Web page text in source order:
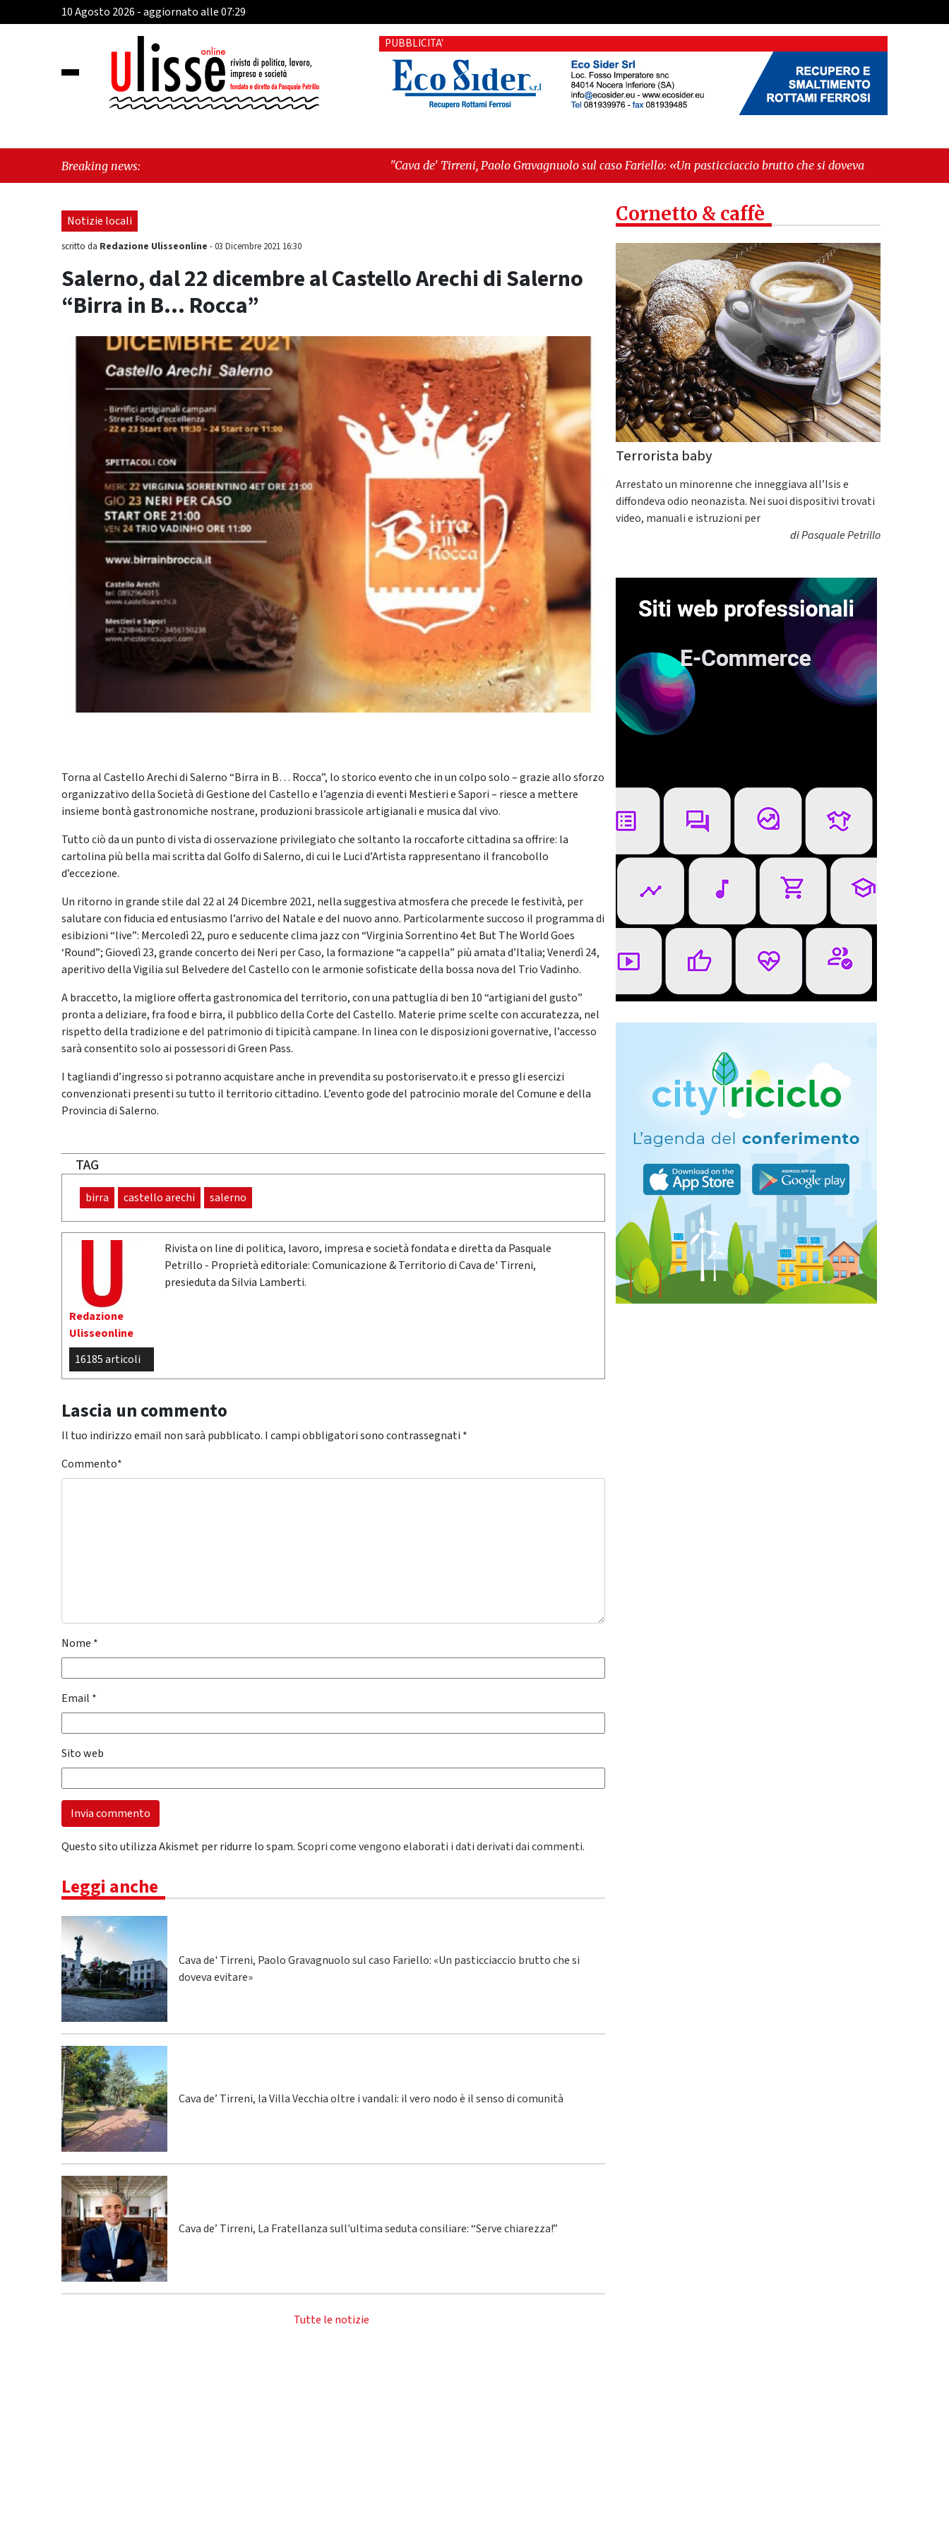
10 Agosto 2026 - aggiornato alle 07:29
PUBBLICITA'
Breaking news: "Cava de' Tirreni, Paolo Gravagnuolo sul caso Fariello: «Un pasticciaccio brutto che si doveva evitare»" -"Morte del
piccolo Domenico: si proseguirà col processo penale"
Notizie locali
scritto da Redazione Ulisseonline -03 Dicembre 2021 16:30
Salerno, dal 22 dicembre al Castello Arechi di Salerno
“Birra in B… Rocca”
Torna al Castello Arechi di Salerno “Birra in B… Rocca”, lo storico evento che in un colpo solo – grazie allo sforzo
organizzativo della Società di Gestione del Castello e l’agenzia di eventi Mestieri e Sapori – riesce a mettere
insieme bontà gastronomiche nostrane, produzioni brassicole artigianali e musica dal vivo.
Tutto ciò da un punto di vista di osservazione privilegiato che soltanto la roccaforte cittadina sa offrire: la
cartolina più bella mai scritta dal Golfo di Salerno, di cui le Luci d’Artista rappresentano il francobollo
d’eccezione.
Un ritorno in grande stile dal 22 al 24 Dicembre 2021, nella suggestiva atmosfera che precede le festività, per
salutare con fiducia ed entusiasmo l’arrivo del Natale e del nuovo anno. Particolarmente succoso il programma di
esibizioni “live”: Mercoledì 22, puro e seducente clima jazz con “Virginia Sorrentino 4et But The World Goes
‘Round”; Giovedì 23, grande concerto dei Neri per Caso, la formazione “a cappella” più amata d’Italia; Venerdì 24,
aperitivo della Vigilia sul Belvedere del Castello con le armonie sofisticate della bossa nova del Trio Vadinho.
A braccetto, la migliore offerta gastronomica del territorio, con una pattuglia di ben 10 “artigiani del gusto”
pronta a deliziare, fra food e birra, il pubblico della Corte del Castello. Materie prime scelte con accuratezza, nel
rispetto della tradizione e del patrimonio di tipicità campane. In linea con le disposizioni governative, l’accesso
sarà consentito solo ai possessori di Green Pass.
I tagliandi d’ingresso si potranno acquistare anche in prevendita su postoriservato.it e presso gli esercizi
convenzionati presenti su tutto il territorio cittadino. L’evento gode del patrocinio morale del Comune e della
Provincia di Salerno.
TAG
birra castello arechi salerno
Redazione
Ulisseonline
16185 articoli
Rivista on line di politica, lavoro, impresa e società fondata e diretta da Pasquale
Petrillo - Proprietà editoriale: Comunicazione & Territorio di Cava de' Tirreni,
presieduta da Silvia Lamberti.
Lascia un commento
Il tuo indirizzo email non sarà pubblicato. I campi obbligatori sono contrassegnati *
Commento*
Nome *
Email *
Sito web
Questo sito utilizza Akismet per ridurre lo spam.Scopri come vengono elaborati i dati derivati dai commenti.
Leggi anche
Cava de' Tirreni, Paolo Gravagnuolo sul caso Fariello: «Un pasticciaccio brutto che si
doveva evitare»
Cava de’ Tirreni, la Villa Vecchia oltre i vandali: il vero nodo è il senso di comunità
Cava de’ Tirreni, La Fratellanza sull'ultima seduta consiliare: “Serve chiarezza!”
Tutte le notizie
Cornetto & caffè
Terrorista baby
Arrestato un minorenne che inneggiava all’Isis e
diffondeva odio neonazista. Nei suoi dispositivi trovati
video, manuali e istruzioni per
diPasquale Petrillo